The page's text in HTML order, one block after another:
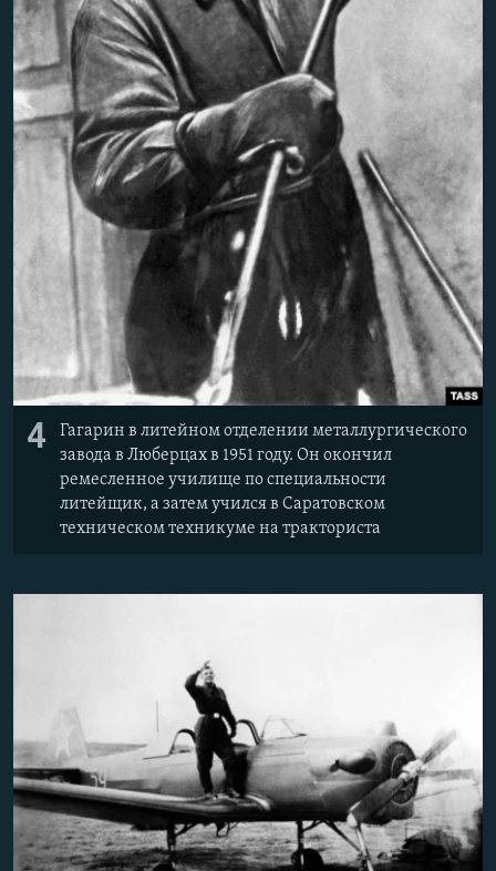
4
Гагарин в литейном отделении металлургического
завода в Люберцах в 1951 году. Он окончил
ремесленное училище по специальности
литейщик, а затем учился в Саратовском
техническом техникуме на тракториста